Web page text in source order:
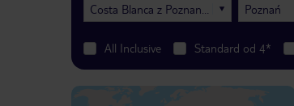
Costa Blanca z Poznania Poznań
All Inclusive Standard od 4*